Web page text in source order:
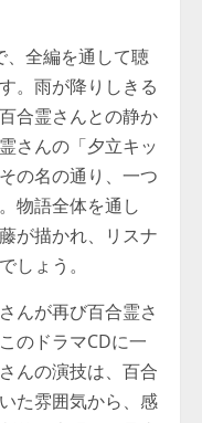
、全編を通して聴
。雨が降りしきる
合霊さんとの静か
さんの「夕立キッ
の名の通り、一つ
物語全体を通し
が描かれ、リスナ
しょう。
んが再び百合霊さ
のドラマCDに一
んの演技は、百合
た雰囲気から、感